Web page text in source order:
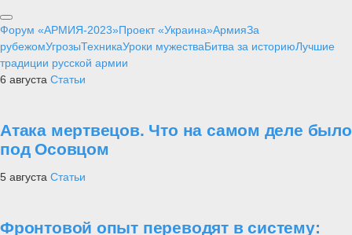
Форум «АРМИЯ-2023»Проект «Украина»АрмияЗа
рубежомУгрозыТехникаУроки мужестваБитва за историюЛучшие
традиции русской армии
6 августа Статьи
Атака мертвецов. Что на самом деле было
под Осовцом
5 августа Статьи
Фронтовой опыт переводят в систему: